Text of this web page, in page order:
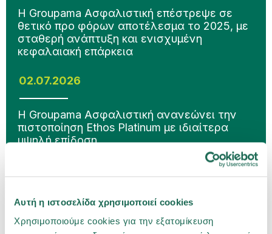
Αυτή η ιστοσελίδα χρησιμοποιεί cookies
Χρησιμοποιούμε cookies για την εξατομίκευση
Η Groupama Ασφαλιστική επέστρεψε σε
θετικό προ φόρων αποτέλεσμα το 2025, με
σταθερή ανάπτυξη και ενισχυμένη
κεφαλαιακή επάρκεια
02.07.2026
Η Groupama Ασφαλιστική ανανεώνει την
πιστοποίηση Ethos Platinum με ιδιαίτερα
υψηλή επίδοση